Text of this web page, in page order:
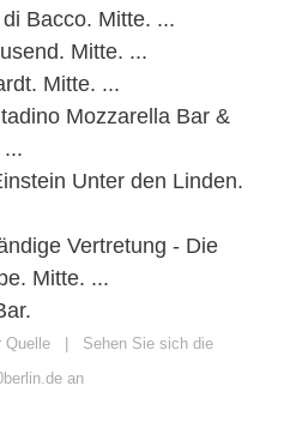
Bacco. Mitte. ...
Mitte. ...
Mitte. ...
Mozzarella Bar &
Unter den Linden.
Vertretung - Die
Mitte. ...
Quelle | Sehen Sie sich die
an